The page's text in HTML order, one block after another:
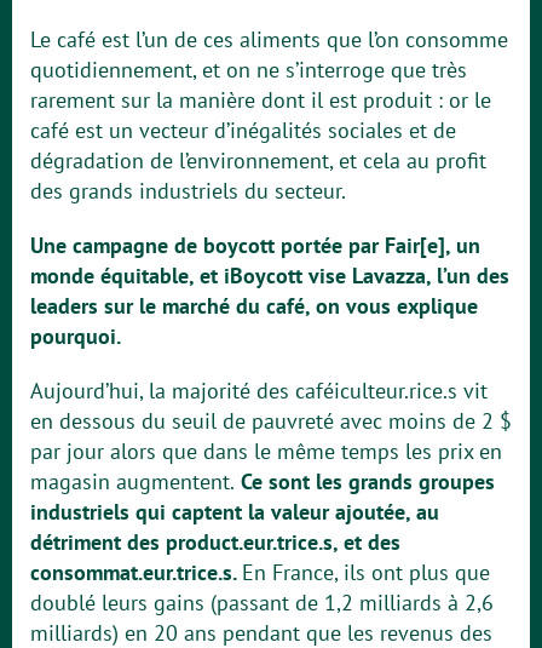
Le café est l’un de ces aliments que l’on consomme
quotidiennement, et on ne s’interroge que très
rarement sur la manière dont il est produit : or le
café est un vecteur d’inégalités sociales et de
dégradation de l’environnement, et cela au profit
des grands industriels du secteur.
Une campagne de boycott portée par Fair[e], un
monde équitable, et iBoycott vise Lavazza, l’un des
leaders sur le marché du café, on vous explique
pourquoi.
Aujourd’hui, la majorité des caféiculteur.rice.s vit
en dessous du seuil de pauvreté avec moins de 2 $
par jour alors que dans le même temps les prix en
magasin augmentent. Ce sont les grands groupes
industriels qui captent la valeur ajoutée, au
détriment des product.eur.trice.s, et des
consommat.eur.trice.s. En France, ils ont plus que
doublé leurs gains (passant de 1,2 milliards à 2,6
milliards) en 20 ans pendant que les revenus des